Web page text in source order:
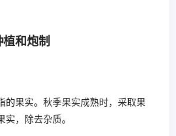
和炮制
的果实。秋季果实成熟时，采取果
，除去杂质。